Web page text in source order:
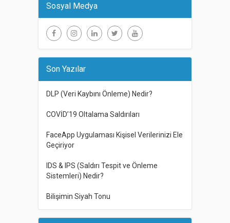
Sosyal Medya
Son Yazılar
DLP (Veri Kaybını Önleme) Nedir?
COVİD’19 Oltalama Saldırıları
FaceApp Uygulaması Kişisel Verilerinizi Ele
Geçiriyor
IDS & IPS (Saldırı Tespit ve Önleme
Sistemleri) Nedir?
Bilişimin Siyah Tonu